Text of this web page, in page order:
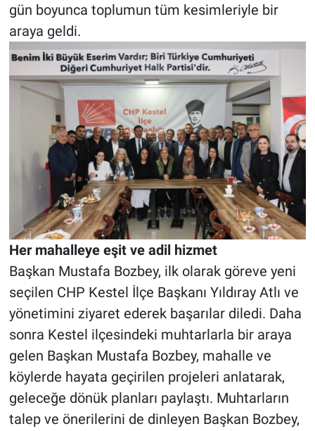
gün boyunca toplumun tüm kesimleriyle bir
araya geldi.
Her mahalleye eşit ve adil hizmet
Başkan Mustafa Bozbey, ilk olarak göreve yeni
seçilen CHP Kestel İlçe Başkanı Yıldıray Atlı ve
yönetimini ziyaret ederek başarılar diledi. Daha
sonra Kestel ilçesindeki muhtarlarla bir araya
gelen Başkan Mustafa Bozbey, mahalle ve
köylerde hayata geçirilen projeleri anlatarak,
geleceğe dönük planları paylaştı. Muhtarların
talep ve önerilerini de dinleyen Başkan Bozbey,